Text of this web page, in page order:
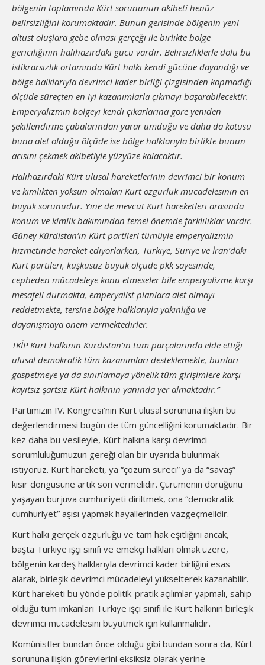
bölgenin toplamında Kürt sorununun akibeti henüz
belirsizliğini korumaktadır. Bunun gerisinde bölgenin yeni
altüst oluşlara gebe olması gerçeği ile birlikte bölge
gericiliğinin halihazırdaki gücü vardır. Belirsizliklerle dolu bu
istikrarsızlık ortamında Kürt halkı kendi gücüne dayandığı ve
bölge halklarıyla devrimci kader birliği çizgisinden kopmadığı
ölçüde süreçten en iyi kazanımlarla çıkmayı başarabilecektir.
Emperyalizmin bölgeyi kendi çıkarlarına göre yeniden
şekillendirme çabalarından yarar umduğu ve daha da kötüsü
buna alet olduğu ölçüde ise bölge halklarıyla birlikte bunun
acısını çekmek akibetiyle yüzyüze kalacaktır.
Halıhazırdaki Kürt ulusal hareketlerinin devrimci bir konum
ve kimlikten yoksun olmaları Kürt özgürlük mücadelesinin en
büyük sorunudur. Yine de mevcut Kürt hareketleri arasında
konum ve kimlik bakımından temel önemde farklılıklar vardır.
Güney Kürdistan’ın Kürt partileri tümüyle emperyalizmin
hizmetinde hareket ediyorlarken, Türkiye, Suriye ve İran’daki
Kürt partileri, kuşkusuz büyük ölçüde pkk sayesinde,
cepheden mücadeleye konu etmeseler bile emperyalizme karşı
mesafeli durmakta, emperyalist planlara alet olmayı
reddetmekte, tersine bölge halklarıyla yakınlığa ve
dayanışmaya önem vermektedirler.
TKİP Kürt halkının Kürdistan’ın tüm parçalarında elde ettiği
ulusal demokratik tüm kazanımları desteklemekte, bunları
gaspetmeye ya da sınırlamaya yönelik tüm girişimlere karşı
kayıtsız şartsız Kürt halkının yanında yer almaktadır.”
Partimizin IV. Kongresi’nin Kürt ulusal sorununa ilişkin bu
değerlendirmesi bugün de tüm güncelliğini korumaktadır. Bir
kez daha bu vesileyle, Kürt halkına karşı devrimci
sorumluluğumuzun gereği olan bir uyarıda bulunmak
istiyoruz. Kürt hareketi, ya “çözüm süreci” ya da “savaş”
kısır döngüsüne artık son vermelidir. Çürümenin doruğunu
yaşayan burjuva cumhuriyeti diriltmek, ona “demokratik
cumhuriyet” aşısı yapmak hayallerinden vazgeçmelidir.
Kürt halkı gerçek özgürlüğü ve tam hak eşitliğini ancak,
başta Türkiye işçi sınıfı ve emekçi halkları olmak üzere,
bölgenin kardeş halklarıyla devrimci kader birliğini esas
alarak, birleşik devrimci mücadeleyi yükselterek kazanabilir.
Kürt hareketi bu yönde politik-pratik açılımlar yapmalı, sahip
olduğu tüm imkanları Türkiye işçi sınıfı ile Kürt halkının birleşik
devrimci mücadelesini büyütmek için kullanmalıdır.
Komünistler bundan önce olduğu gibi bundan sonra da, Kürt
sorununa ilişkin görevlerini eksiksiz olarak yerine